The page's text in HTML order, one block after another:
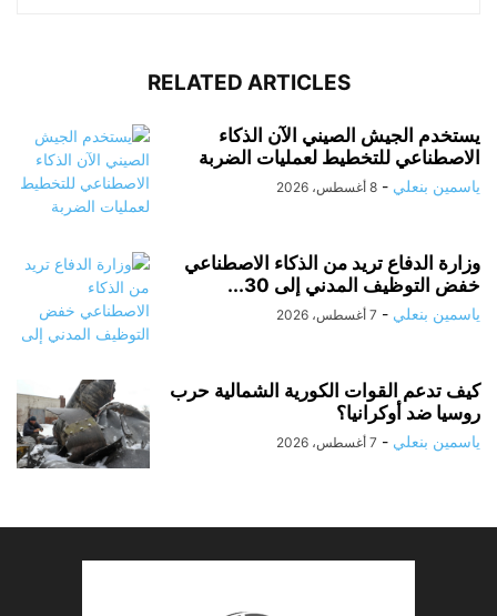
RELATED ARTICLES
يستخدم الجيش الصيني الآن الذكاء
الاصطناعي للتخطيط لعمليات الضربة
ياسمين بنعلي - 8 أغسطس، 2026
وزارة الدفاع تريد من الذكاء الاصطناعي
خفض التوظيف المدني إلى 30...
ياسمين بنعلي - 7 أغسطس، 2026
كيف تدعم القوات الكورية الشمالية حرب
روسيا ضد أوكرانيا؟
ياسمين بنعلي - 7 أغسطس، 2026